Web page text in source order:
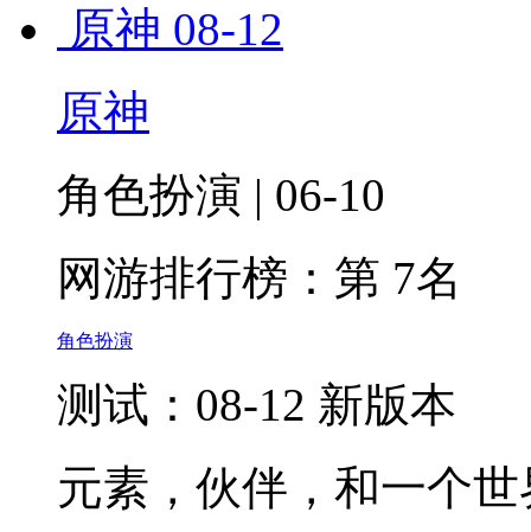
原神 08-12
原神
角色扮演 | 06-10
网游排行榜： 第 7名
角色扮演
测试：08-12 新版本
元素，伙伴，和一个世